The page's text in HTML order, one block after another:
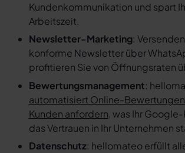
Kundenkommunikation und spart
Arbeitszeit.
Newsletter-Marketing:
konforme Newsletter über
profitieren Sie von Öffnungsraten
Bewertungsmanagement:
automatisiert Online-Bewertungen
Kunden anfordern, was Ihr
das Vertrauen in Ihr Unternehmen
Datenschutz: hellomateo erfüllt